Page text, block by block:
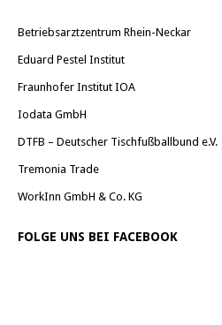
Betriebsarztzentrum Rhein-Neckar
Eduard Pestel Institut
Fraunhofer Institut IOA
Iodata GmbH
DTFB – Deutscher Tischfußballbund e.V.
Tremonia Trade
WorkInn GmbH & Co. KG
FOLGE UNS BEI FACEBOOK